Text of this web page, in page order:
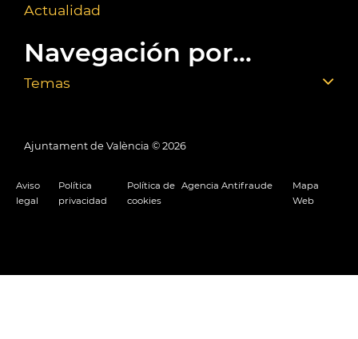
Actualidad
Navegación por...
Temas
Ajuntament de València © 2026
Aviso
legal
Política
privacidad
Política de
cookies
Agencia Antifraude
Mapa
Web